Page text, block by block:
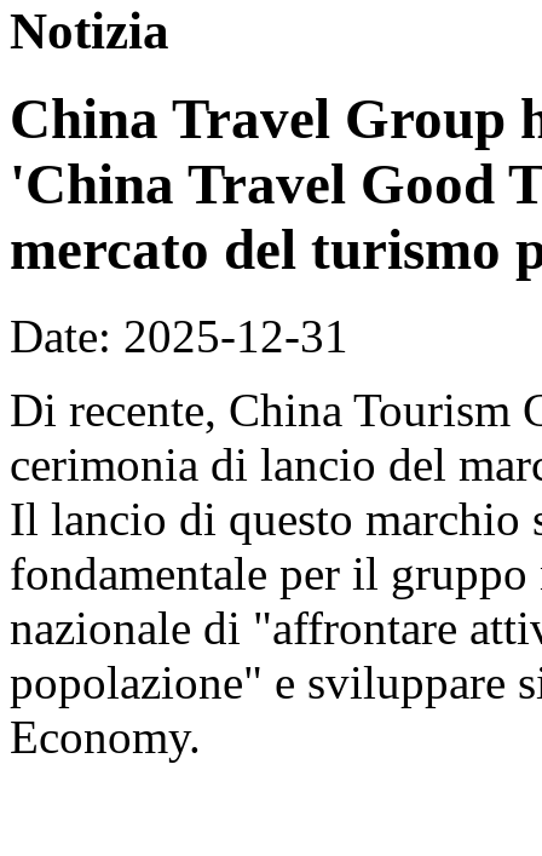
Notizia
China Travel Group
'China Travel Good
mercato del turismo
Date: 2025-12-31
Di recente, China Tourism
cerimonia di lancio del
Il lancio di questo marchio
fondamentale per il
nazionale di "affrontare
popolazione" e sviluppare
Economy.